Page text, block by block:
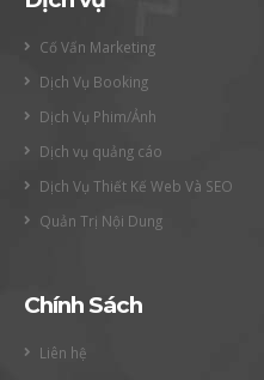
Cố Vấn Marketing
Dịch Vụ Booking
Dịch Vụ Phim/Ảnh
Dịch vụ quảng cáo
Dịch Vụ Thiết Kế Web Và SEO
Quản Trị Nội Dung
Chính Sách
Liên hệ